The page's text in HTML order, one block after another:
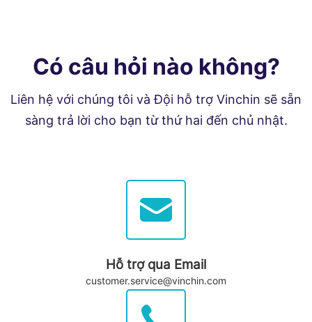
Có câu hỏi nào không?
Liên hệ với chúng tôi và Đội hỗ trợ Vinchin sẽ sẵn
sàng trả lời cho bạn từ thứ hai đến chủ nhật.
Hỗ trợ qua Email
customer.service@vinchin.com